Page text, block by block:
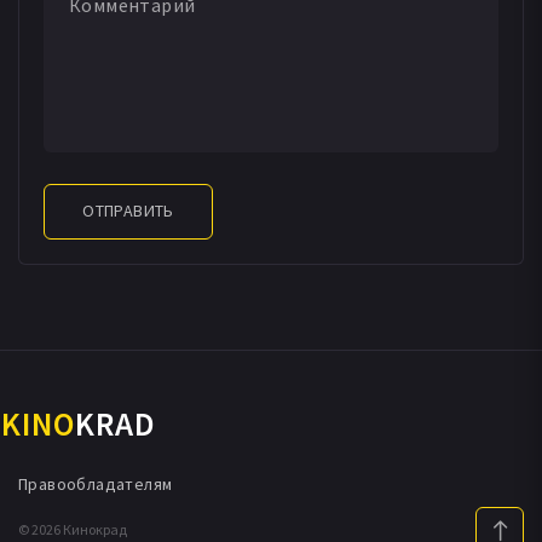
ОТПРАВИТЬ
KINOKRAD
© 2026 Кинокрад
Правообладателям